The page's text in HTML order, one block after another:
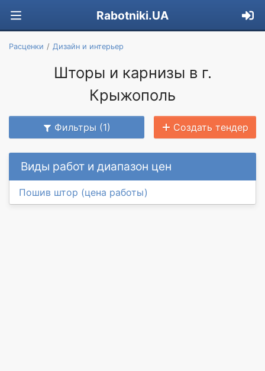
Rabotniki.UA
Расценки Дизайн и интерьер
Шторы и карнизы в г.
Крыжополь
Фильтры (1) Создать тендер
Виды работ и диапазон цен
Пошив штор (цена работы)